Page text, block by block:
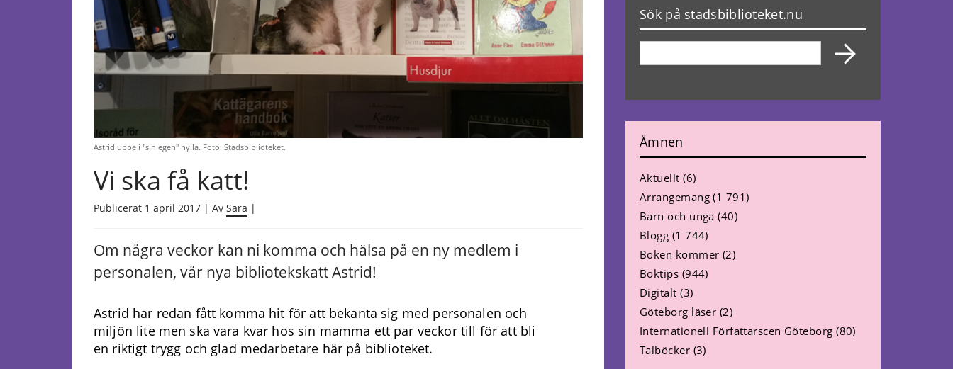
Astrid uppe i "sin egen" hylla. Foto: Stadsbiblioteket.
Vi ska få katt!
Publicerat 1 april 2017 | Av Sara |
Om några veckor kan ni komma och hälsa på en ny medlem i
personalen, vår nya bibliotekskatt Astrid!
Astrid har redan fått komma hit för att bekanta sig med personalen och
miljön lite men ska vara kvar hos sin mamma ett par veckor till för att bli
en riktigt trygg och glad medarbetare här på biblioteket.
Sök på stadsbiblioteket.nu
Ämnen
Aktuellt (6)
Arrangemang(1 791)
Barn och unga (40)
Blogg (1 744)
Boken kommer (2)
Boktips (944)
Digitalt (3)
Göteborg läser (2)
Internationell Författarscen Göteborg (80)
Talböcker (3)